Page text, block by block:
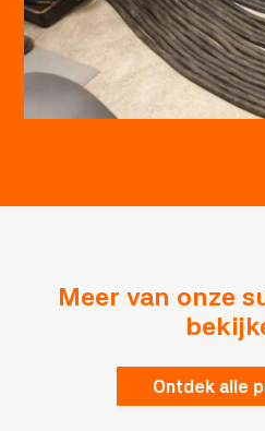
Meer van onze
Ontdek alle